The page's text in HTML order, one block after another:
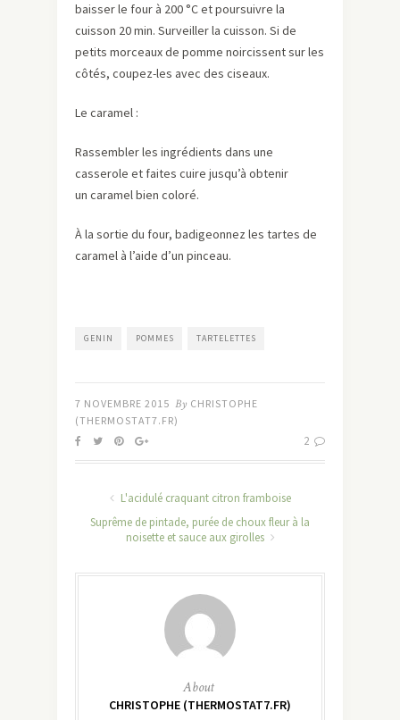
baisser le four à 200 °C et poursuivre la
cuisson 20 min. Surveiller la cuisson. Si de
petits morceaux de pomme noircissent sur les
côtés, coupez-les avec des ciseaux.
Le caramel :
Rassembler les ingrédients dans une
casserole et faites cuire jusqu’à obtenir
un caramel bien coloré.
À la sortie du four, badigeonnez les tartes de
caramel à l’aide d’un pinceau.
GENIN POMMES TARTELETTES
7 NOVEMBRE 2015 By CHRISTOPHE
(THERMOSTAT7.FR)
2
L'acidulé craquant citron framboise
Suprême de pintade, purée de choux fleur à la
noisette et sauce aux girolles
About
CHRISTOPHE (THERMOSTAT7.FR)